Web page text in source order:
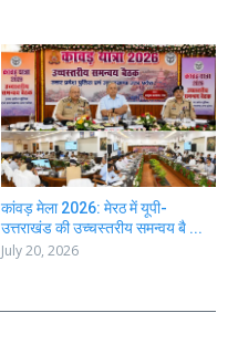
कांवड़ मेला 2026: मेरठ में यूपी-
उत्तराखंड की उच्चस्तरीय समन्वय बै ...
July 20, 2026